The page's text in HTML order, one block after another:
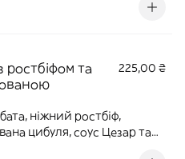
Алергени: глютен, лактоза
ростбіфом та
225,00 ₴
ніжний ростбіф,
цибуля, соус Цезар та